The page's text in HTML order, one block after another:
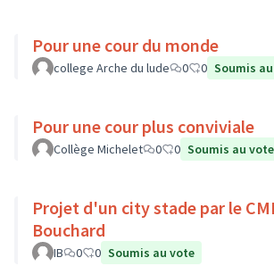
Pour une cour du monde
college Arche du lude 0 0 Soumis
Pour une cour plus conviviale
Collège Michelet 0 0 Soumis au vote
Projet d'un city stade par le
Bouchard
IB 0 0 Soumis au vote